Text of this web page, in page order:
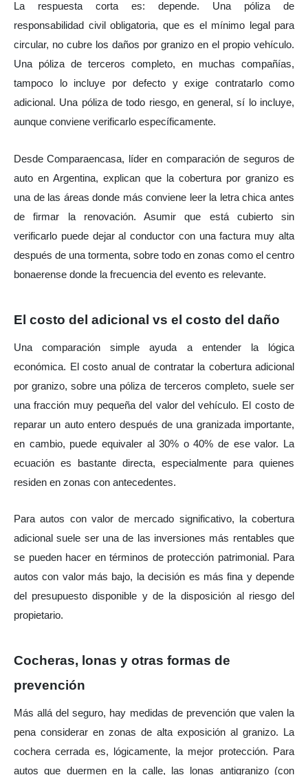
La respuesta corta es: depende. Una póliza de
responsabilidad civil obligatoria, que es el mínimo legal para
circular, no cubre los daños por granizo en el propio vehículo.
Una póliza de terceros completo, en muchas compañías,
tampoco lo incluye por defecto y exige contratarlo como
adicional. Una póliza de todo riesgo, en general, sí lo incluye,
aunque conviene verificarlo específicamente.
Desde Comparaencasa, líder en comparación de seguros de
auto en Argentina, explican que la cobertura por granizo es
una de las áreas donde más conviene leer la letra chica antes
de firmar la renovación. Asumir que está cubierto sin
verificarlo puede dejar al conductor con una factura muy alta
después de una tormenta, sobre todo en zonas como el centro
bonaerense donde la frecuencia del evento es relevante.
El costo del adicional vs el costo del daño
Una comparación simple ayuda a entender la lógica
económica. El costo anual de contratar la cobertura adicional
por granizo, sobre una póliza de terceros completo, suele ser
una fracción muy pequeña del valor del vehículo. El costo de
reparar un auto entero después de una granizada importante,
en cambio, puede equivaler al 30% o 40% de ese valor. La
ecuación es bastante directa, especialmente para quienes
residen en zonas con antecedentes.
Para autos con valor de mercado significativo, la cobertura
adicional suele ser una de las inversiones más rentables que
se pueden hacer en términos de protección patrimonial. Para
autos con valor más bajo, la decisión es más fina y depende
del presupuesto disponible y de la disposición al riesgo del
propietario.
Cocheras, lonas y otras formas de
prevención
Más allá del seguro, hay medidas de prevención que valen la
pena considerar en zonas de alta exposición al granizo. La
cochera cerrada es, lógicamente, la mejor protección. Para
autos que duermen en la calle, las lonas antigranizo (con